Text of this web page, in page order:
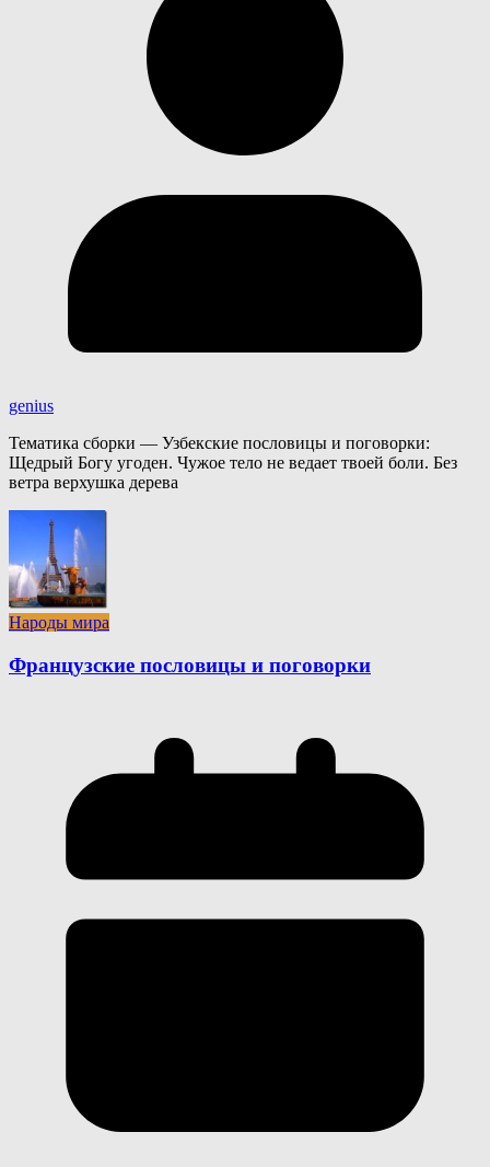
genius
Тематика сборки — Узбекские пословицы и поговорки:
Щедрый Богу угоден. Чужое тело не ведает твоей боли. Без
ветра верхушка дерева
Народы мира
Французские пословицы и поговорки